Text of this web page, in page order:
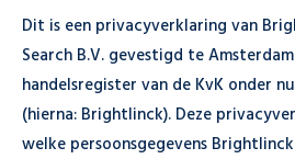
Dit is een privacyverklaring van
Search B.V. gevestigd te
handelsregister van de KvK onder
(hierna: Brightlinck). Deze
welke persoonsgegevens